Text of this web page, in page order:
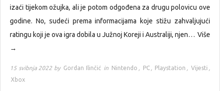
izaći tijekom ožujka, ali je potom odgođena za drugu polovicu ove
godine. No, sudeći prema informacijama koje stižu zahvaljujući
ratingu koji je ova igra dobila u Južnoj Koreji i Australiji, njen… Više
→
15 svibnja 2022 by Gordan Ilinčić in Nintendo , PC , Playstation , Vijesti ,
Xbox